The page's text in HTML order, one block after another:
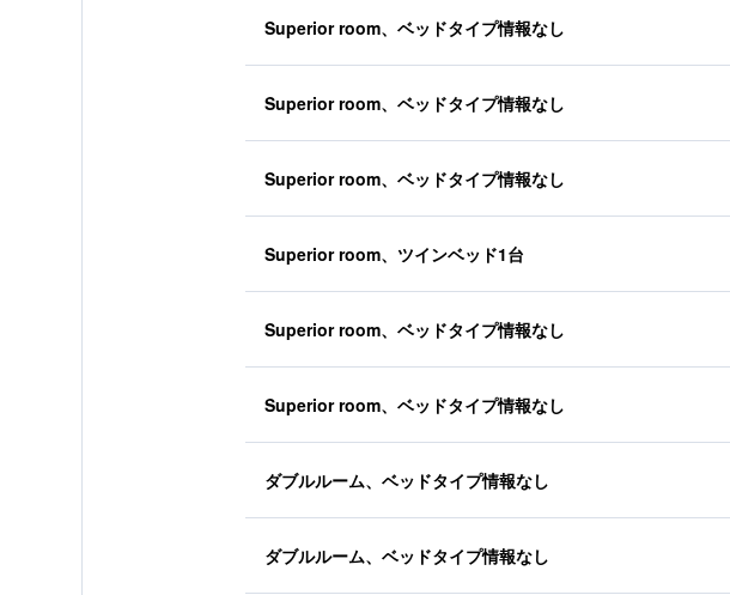
Superior room、ベッドタイプ情報なし
Superior room、ベッドタイプ情報なし
Superior room、ベッドタイプ情報なし
Superior room、ツインベッド1台
Superior room、ベッドタイプ情報なし
Superior room、ベッドタイプ情報なし
ダブルルーム、ベッドタイプ情報なし
ダブルルーム、ベッドタイプ情報なし